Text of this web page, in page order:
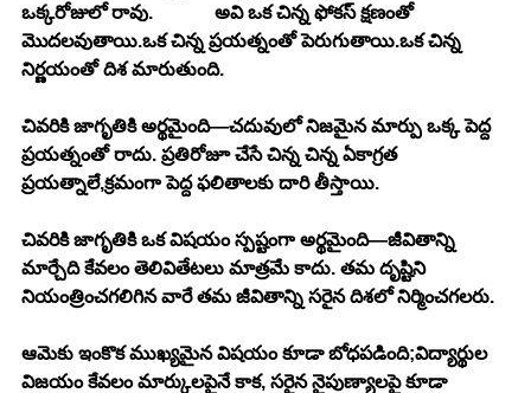
ఒక్కరోజులో రావు.             అవి ఒక చిన్న ఫోకస్ క్షణంతో
మొదలవుతాయి.ఒక చిన్న ప్రయత్నంతో పెరుగుతాయి.ఒక చిన్న
నిర్ణయంతో దిశ మారుతుంది.
చివరికి జాగృతికి అర్థమైంది—చదువులో నిజమైన మార్పు ఒక్క పెద్ద
ప్రయత్నంతో రాదు. ప్రతిరోజూ చేసే చిన్న చిన్న ఏకాగ్రత
ప్రయత్నాలే,క్రమంగా పెద్ద ఫలితాలకు దారి తీస్తాయి.
చివరికి జాగృతికి ఒక విషయం స్పష్టంగా అర్థమైంది—జీవితాన్ని
మార్చేది కేవలం తెలివితేటలు మాత్రమే కాదు. తమ దృష్టిని
నియంత్రించగలిగిన వారే తమ జీవితాన్ని సరైన దిశలో నిర్మించగలరు.
ఆమెకు ఇంకొక ముఖ్యమైన విషయం కూడా బోధపడింది;విద్యార్థుల
విజయం కేవలం మార్కులపైనే కాక, సరైన నైపుణ్యాలపై కూడా